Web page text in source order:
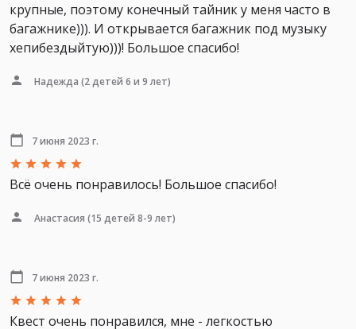
крупные, поэтому конечный тайник у меня часто в
багажнике))). И открывается багажник под музыку
хепибездыйтую)))! Большое спасибо!
Надежда (2 детей 6 и 9 лет)
7 июня 2023 г.
Всё очень понравилось! Большое спасибо!
Анастасия (15 детей 8-9 лет)
7 июня 2023 г.
Квест очень понравился, мне - легкостью